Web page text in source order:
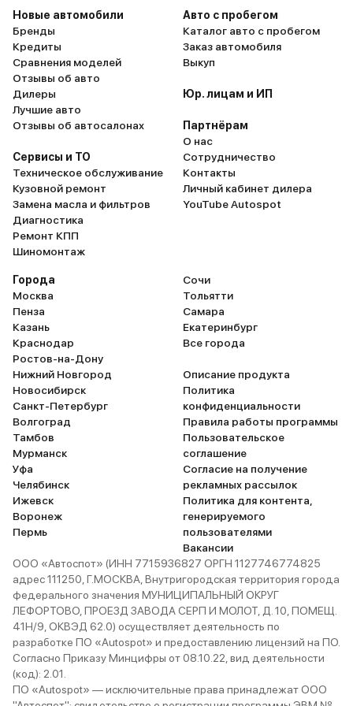
пока. Летом малыш показывает
себя гораздо лучше, чем зимой.
Вот собираемся
попутешествовать по соседним
городам.
удобен. Когда сидишь
можно руль опустить и
как на легковой тачке.
карманы, что мне очень
для мелочей. И еще
салфетки. В общем для
по мне, микроавтобус
подходит для
или рыбалки, ну или
семьи.
Новые автомобили
Бренды
Кредиты
Сравнения моделей
Отзывы об авто
Дилеры
Лучшие авто
Отзывы об автосалонах
Сервисы и ТО
Техническое обслуживание
Кузовной ремонт
Замена масла и фильтров
Диагностика
Ремонт КПП
Шиномонтаж
Авто с пробегом
Каталог авто с пробегом
Заказ автомобиля
Выкуп
Юр. лицам и ИП
Партнёрам
О нас
Сотрудничество
Контакты
Личный кабинет дилера
YouTube Autospot
Города
Москва
Пенза
Казань
Краснодар
Ростов-на-Дону
Нижний Новгород
Новосибирск
Санкт-Петербург
Волгоград
Тамбов
Мурманск
Уфа
Челябинск
Ижевск
Воронеж
Пермь
Сочи
Тольятти
Самара
Екатеринбург
Все города
Описание продукта
Политика
конфиденциальности
Правила работы программы
Пользовательское
соглашение
Согласие на получение
рекламных рассылок
Политика для контента,
генерируемого
пользователями
Вакансии
ООО «Автоспот» (ИНН 7715936827 ОРГН 1127746774825
адрес 111250, Г.МОСКВА, Внутригородская территория города
федерального значения МУНИЦИПАЛЬНЫЙ ОКРУГ
ЛЕФОРТОВО, ПРОЕЗД ЗАВОДА СЕРП И МОЛОТ, Д. 10, ПОМЕЩ.
41Н/9, ОКВЭД 62.0) осуществляет деятельность по
разработке ПО «Autospot» и предоставлению лицензий на ПО.
Согласно Приказу Минцифры от 08.10.22, вид деятельности
(код): 2.01.
ПО «Autospot» — исключительные права принадлежат ООО